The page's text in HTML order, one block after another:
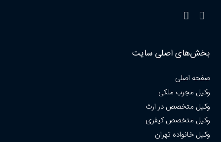
بخش‌های اصلی سایت
صفحه اصلی
وکیل مجرب ملکی
وکیل متخصص در ارث
وکیل متخصص کیفری
وکیل خانواده تهران